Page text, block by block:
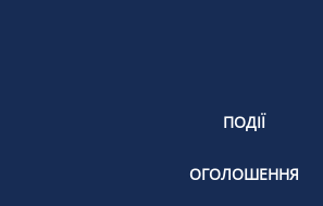
ПОДІЇ
ОГОЛОШЕННЯ